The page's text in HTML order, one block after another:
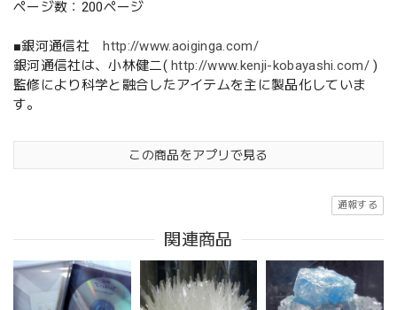
ページ数：200ページ
■銀河通信社http://www.aoiginga.com/
銀河通信社は、小林健二(http://www.kenji-kobayashi.com/ )
監修により科学と融合したアイテムを主に製品化していま
す。
この商品をアプリで見る
通報する
関連商品